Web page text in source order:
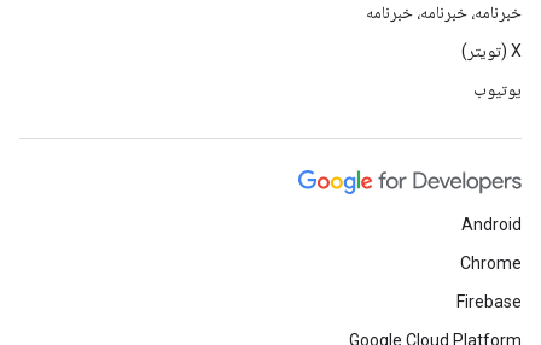
خبرنامه، خبرنامه، خبرنامه
X (تویتر)
یوتیوب
Android
Chrome
Firebase
Google Cloud Platform